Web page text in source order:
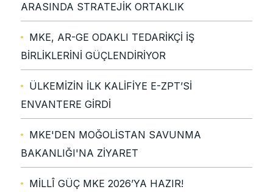
ARASINDA STRATEJİK ORTAKLIK
MKE, AR-GE ODAKLI TEDARİKÇİ İŞ
BİRLİKLERİNİ GÜÇLENDİRİYOR
ÜLKEMİZİN İLK KALİFİYE E-ZPT’Sİ
ENVANTERE GİRDİ
MKE'DEN MOĞOLİSTAN SAVUNMA
BAKANLIĞI'NA ZİYARET
MİLLÎ GÜÇ MKE 2026’YA HAZIR!